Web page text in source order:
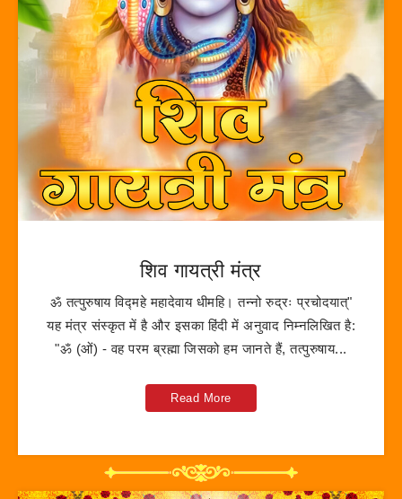
शिव गायत्री मंत्र
ॐ तत्पुरुषाय विद्महे महादेवाय धीमहि। तन्नो रुद्रः प्रचोदयात्"
यह मंत्र संस्कृत में है और इसका हिंदी में अनुवाद निम्नलिखित है:
"ॐ (ओं) - वह परम ब्रह्मा जिसको हम जानते हैं, तत्पुरुषाय...
Read More